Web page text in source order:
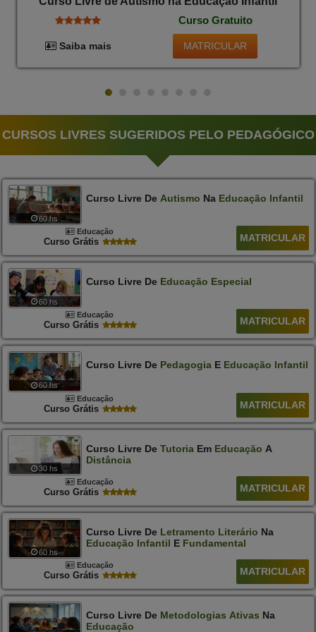
Curso Gratuito
Saiba mais MATRICULAR
CURSOS LIVRES SUGERIDOS PELO PEDAGÓGICO
60 hs
Curso Livre De Autismo Na Educação Infantil
Educação
Curso Grátis MATRICULAR
60 hs
Curso Livre De Educação Especial
Educação
Curso Grátis MATRICULAR
60 hs
Curso Livre De PedagogiaE Educação Infantil
Educação
Curso Grátis MATRICULAR
30 hs
Curso Livre De TutoriaEm Educação A
Distância
Educação
Curso Grátis MATRICULAR
60 hs
Curso Livre De Letramento Literário Na
Educação Infantil E Fundamental
Educação
Curso Grátis MATRICULAR
Curso Livre De Metodologias Ativas Na
Educação